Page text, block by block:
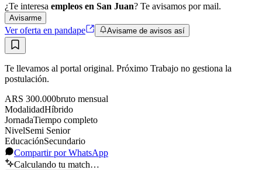
¿Te interesa empleos en San Juan? Te avisamos por mail.
Avisarme
Ver oferta en pandape Avisame de avisos así
Te llevamos al portal original. Próximo Trabajo no gestiona la
postulación.
ARS 300.000bruto mensual
ModalidadHíbrido
JornadaTiempo completo
NivelSemi Senior
EducaciónSecundario
Compartir por WhatsApp
Calculando tu match…